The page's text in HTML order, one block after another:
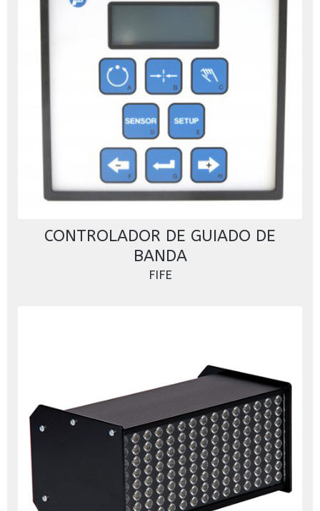
CONTROLADOR DE GUIADO DE
BANDA
FIFE